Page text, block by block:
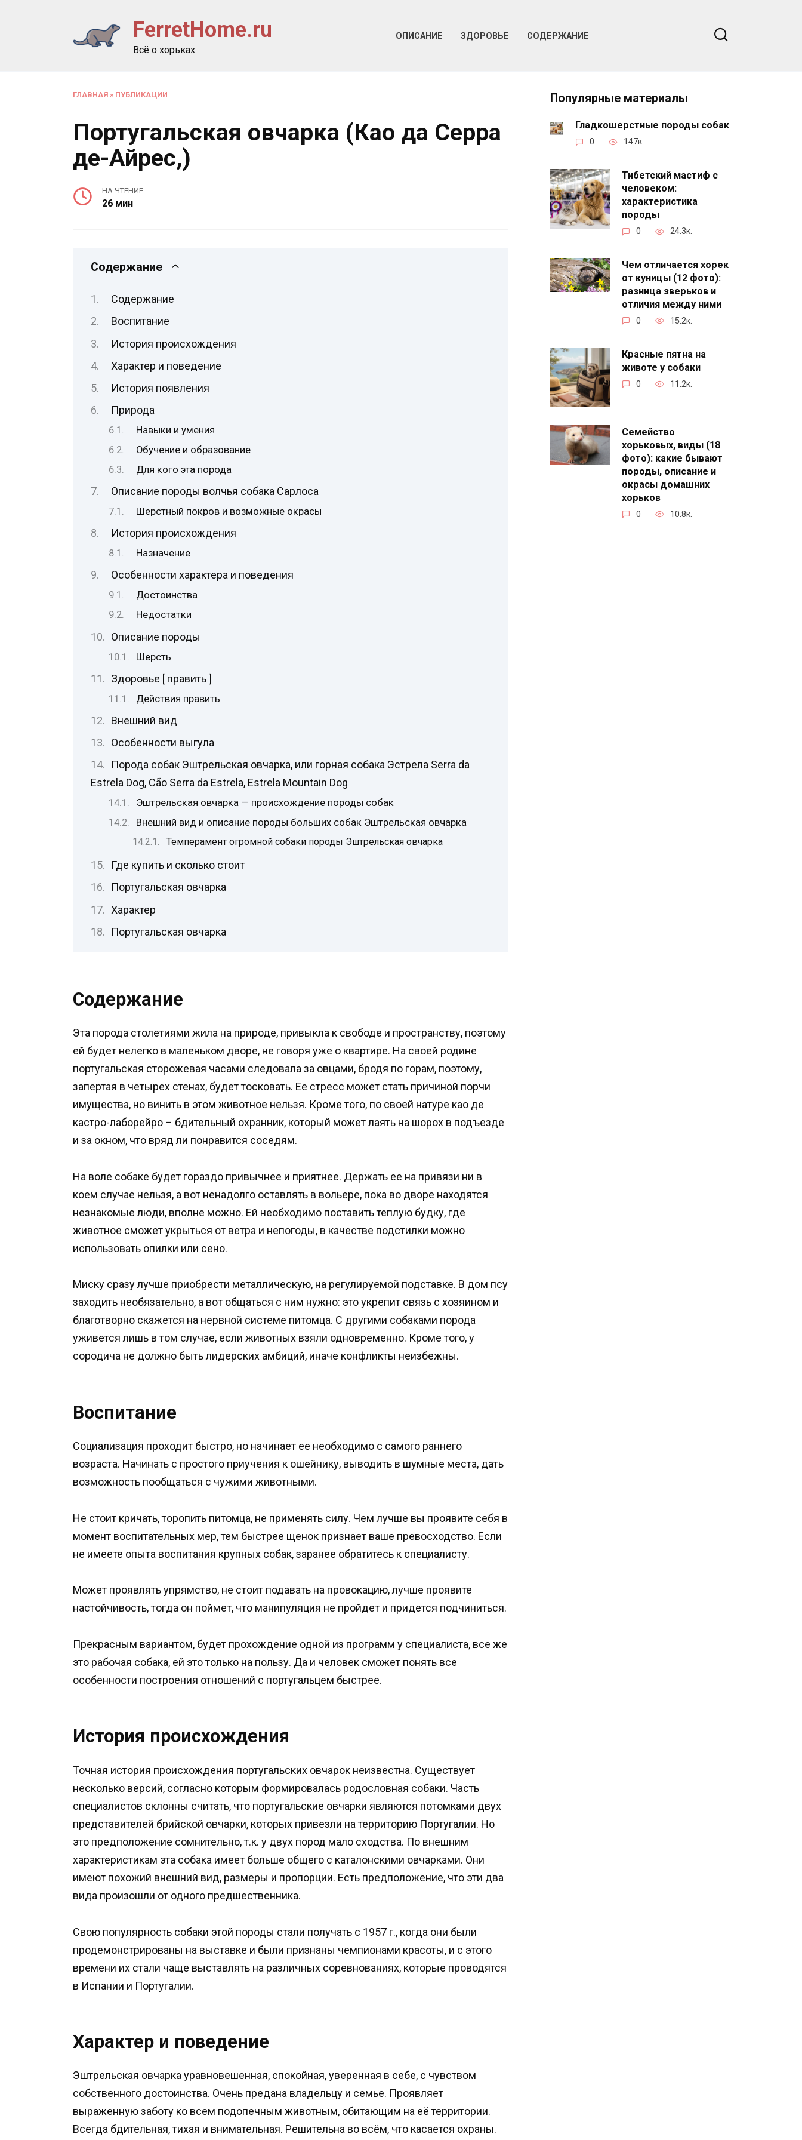
FerretHome.ru
Всё о хорьках
ОПИСАНИЕ ЗДОРОВЬЕ СОДЕРЖАНИЕ
ГЛАВНАЯ » ПУБЛИКАЦИИ
Португальская овчарка (Као да Серра
де-Айрес,)
НА ЧТЕНИЕ
26 мин
Содержание
Содержание
Воспитание
История происхождения
Характер и поведение
История появления
Природа
Навыки и умения
Обучение и образование
Для кого эта порода
Описание породы волчья собака Сарлоса
Шерстный покров и возможные окрасы
История происхождения
Назначение
Особенности характера и поведения
Достоинства
Недостатки
Описание породы
Шерсть
Здоровье [ править ]
Действия править
Внешний вид
Особенности выгула
Порода собак Эштрельская овчарка, или горная собака Эстрела Serra da
Estrela Dog, Cão Serra da Estrela, Estrela Mountain Dog
Эштрельская овчарка — происхождение породы собак
Внешний вид и описание породы больших собак Эштрельская овчарка
Темперамент огромной собаки породы Эштрельская овчарка
Где купить и сколько стоит
Португальская овчарка
Характер
Португальская овчарка
Содержание
Эта порода столетиями жила на природе, привыкла к свободе и пространству, поэтому
ей будет нелегко в маленьком дворе, не говоря уже о квартире. На своей родине
португальская сторожевая часами следовала за овцами, бродя по горам, поэтому,
запертая в четырех стенах, будет тосковать. Ее стресс может стать причиной порчи
имущества, но винить в этом животное нельзя. Кроме того, по своей натуре као де
кастро-лаборейро – бдительный охранник, который может лаять на шорох в подъезде
и за окном, что вряд ли понравится соседям.
На воле собаке будет гораздо привычнее и приятнее. Держать ее на привязи ни в
коем случае нельзя, а вот ненадолго оставлять в вольере, пока во дворе находятся
незнакомые люди, вполне можно. Ей необходимо поставить теплую будку, где
животное сможет укрыться от ветра и непогоды, в качестве подстилки можно
использовать опилки или сено.
Миску сразу лучше приобрести металлическую, на регулируемой подставке. В дом псу
заходить необязательно, а вот общаться с ним нужно: это укрепит связь с хозяином и
благотворно скажется на нервной системе питомца. С другими собаками порода
уживется лишь в том случае, если животных взяли одновременно. Кроме того, у
сородича не должно быть лидерских амбиций, иначе конфликты неизбежны.
Воспитание
Социализация проходит быстро, но начинает ее необходимо с самого раннего
возраста. Начинать с простого приучения к ошейнику, выводить в шумные места, дать
возможность пообщаться с чужими животными.
Не стоит кричать, торопить питомца, не применять силу. Чем лучше вы проявите себя в
момент воспитательных мер, тем быстрее щенок признает ваше превосходство. Если
не имеете опыта воспитания крупных собак, заранее обратитесь к специалисту.
Может проявлять упрямство, не стоит подавать на провокацию, лучше проявите
настойчивость, тогда он поймет, что манипуляция не пройдет и придется подчиниться.
Прекрасным вариантом, будет прохождение одной из программ у специалиста, все же
это рабочая собака, ей это только на пользу. Да и человек сможет понять все
особенности построения отношений с португальцем быстрее.
История происхождения
Точная история происхождения португальских овчарок неизвестна. Существует
несколько версий, согласно которым формировалась родословная собаки. Часть
специалистов склонны считать, что португальские овчарки являются потомками двух
представителей брийской овчарки, которых привезли на территорию Португалии. Но
это предположение сомнительно, т.к. у двух пород мало сходства. По внешним
характеристикам эта собака имеет больше общего с каталонскими овчарками. Они
имеют похожий внешний вид, размеры и пропорции. Есть предположение, что эти два
вида произошли от одного предшественника.
Свою популярность собаки этой породы стали получать с 1957 г., когда они были
продемонстрированы на выставке и были признаны чемпионами красоты, и с этого
времени их стали чаще выставлять на различных соревнованиях, которые проводятся
в Испании и Португалии.
Характер и поведение
Эштрельская овчарка уравновешенная, спокойная, уверенная в себе, с чувством
собственного достоинства. Очень предана владельцу и семье. Проявляет
выраженную заботу ко всем подопечным животным, обитающим на её территории.
Всегда бдительная, тихая и внимательная. Решительна во всём, что касается охраны.
Популярные материалы
Гладкошерстные породы собак
0 147к.
Тибетский мастиф с
человеком:
характеристика
породы
0 24.3к.
Чем отличается хорек
от куницы (12 фото):
разница зверьков и
отличия между ними
0 15.2к.
Красные пятна на
животе у собаки
0 11.2к.
Семейство
хорьковых, виды (18
фото): какие бывают
породы, описание и
окрасы домашних
хорьков
0 10.8к.